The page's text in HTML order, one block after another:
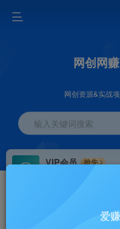
网创网
网创资源&实战
输入关键词搜索
VIP会员
抢先
会员专属推广链接
爱